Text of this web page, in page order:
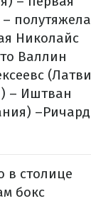
Николайс
Валлин
– Иштван
–Ричард
в столице
бокс